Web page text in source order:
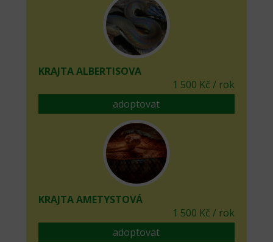
KRAJTA ALBERTISOVA
1 500 Kč / rok
adoptovat
KRAJTA AMETYSTOVÁ
1 500 Kč / rok
adoptovat